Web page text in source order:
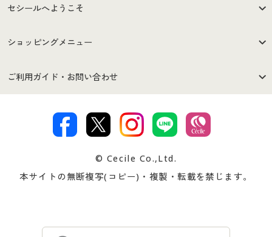
セシールへようこそ
はじめての方へ
セシールご利用規約
著作権・商標について 会社案内
ショッピングメニュー
商品カテゴリ
プレゼント＆キャンペーン サイトマップ
ご利用ガイド・お問い合わせ
交換・返品は お支払は
ついて
忘れの場合
© Cecile Co.,Ltd.
本サイトの無断複写(コピー)・複製・転載を禁じます。